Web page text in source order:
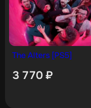
The Alters [PS5]
3 770 ₽